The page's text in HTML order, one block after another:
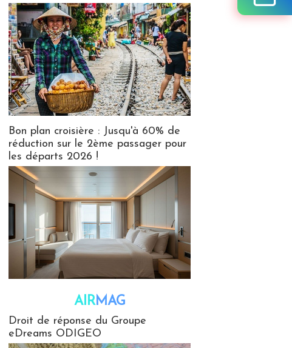
Bon plan croisière : Jusqu'à 60% de
réduction sur le 2ème passager pour
les départs 2026 !
AIRMAG
Droit de réponse du Groupe
eDreams ODIGEO